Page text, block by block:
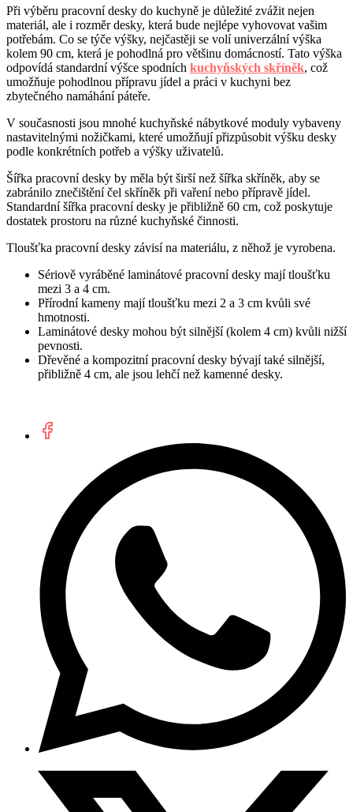
Při výběru pracovní desky do kuchyně je důležité zvážit nejen
materiál, ale i rozměr desky, která bude nejlépe vyhovovat vašim
potřebám. Co se týče výšky, nejčastěji se volí univerzální výška
kolem 90 cm, která je pohodlná pro většinu domácností. Tato výška
odpovídá standardní výšce spodních kuchyňských skříněk, což
umožňuje pohodlnou přípravu jídel a práci v kuchyni bez
zbytečného namáhání páteře.
V současnosti jsou mnohé kuchyňské nábytkové moduly vybaveny
nastavitelnými nožičkami, které umožňují přizpůsobit výšku desky
podle konkrétních potřeb a výšky uživatelů.
Šířka pracovní desky by měla být širší než šířka skříněk, aby se
zabránilo znečištění čel skříněk při vaření nebo přípravě jídel.
Standardní šířka pracovní desky je přibližně 60 cm, což poskytuje
dostatek prostoru na různé kuchyňské činnosti.
Tloušťka pracovní desky závisí na materiálu, z něhož je vyrobena.
Sériově vyráběné laminátové pracovní desky mají tloušťku
mezi 3 a 4 cm.
Přírodní kameny mají tloušťku mezi 2 a 3 cm kvůli své
hmotnosti.
Laminátové desky mohou být silnější (kolem 4 cm) kvůli nižší
pevnosti.
Dřevěné a kompozitní pracovní desky bývají také silnější,
přibližně 4 cm, ale jsou lehčí než kamenné desky.